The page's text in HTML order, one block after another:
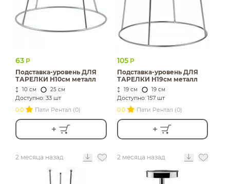
63 Р
Подставка-уровень ДЛЯ
ТАРЕЛКИ Н10см металл
10 см 25 см
Доступно: 33 шт
0.0
Пати Рентал (0)
105 Р
Подставка-уровень ДЛЯ
ТАРЕЛКИ H19см металл
19 см 19 см
Доступно: 157 шт
0.0
Пати Рентал (0)
2 месяца назад 2 месяца назад